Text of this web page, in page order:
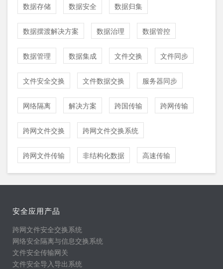
数据存储 数据安全 数据归集
数据摆渡解决方案 数据治理 数据管控
数据管理 数据集成 文件交换 文件同步
文件安全交换 文件数据交换 服务器同步
网络隔离 解决方案 跨国传输 跨网传输
跨网文件交换 跨网文件交换系统
跨网文件传输 非结构化数据 高速传输
安全应用产品
跨网文件安全交换系统
网络安全隔离与信息交换系统
文件安全传输网关
文件安全导入导出系统